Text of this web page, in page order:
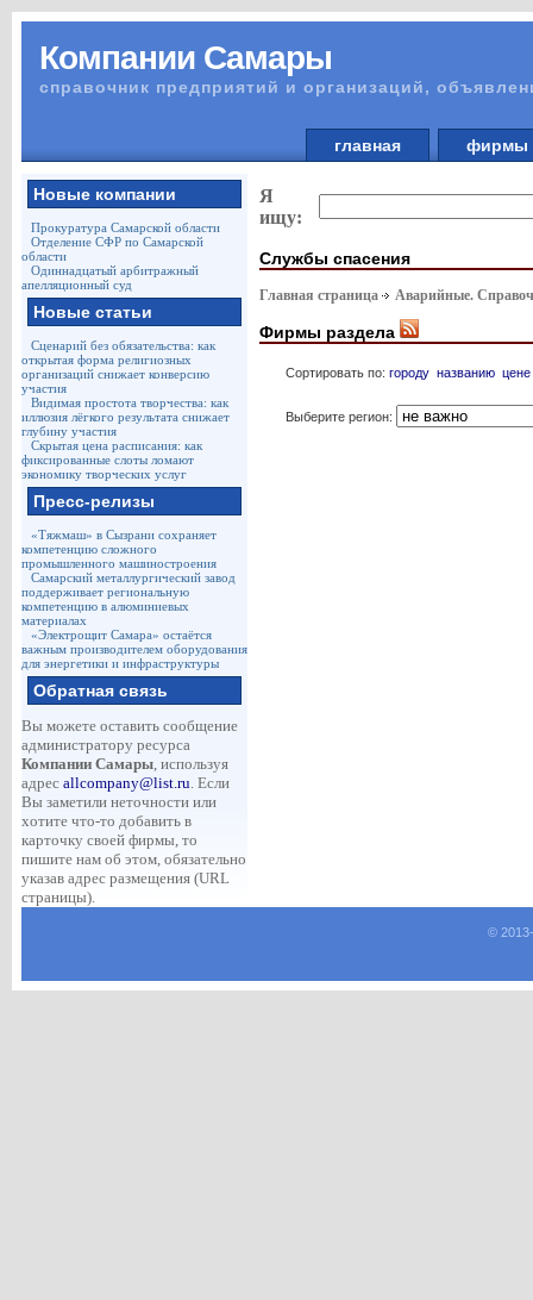
Компании Самары
справочник предприятий и организаций,
главная
Новые компании
Прокуратура Самарской области
Отделение СФР по Самарской
области
Одиннадцатый арбитражный
апелляционный суд
Новые статьи
Сценарий без обязательства: как
открытая форма религиозных
организаций снижает конверсию
участия
Видимая простота творчества: как
иллюзия лёгкого результата снижает
глубину участия
Скрытая цена расписания: как
фиксированные слоты ломают
экономику творческих услуг
Пресс-релизы
«Тяжмаш» в Сызрани сохраняет
компетенцию сложного
промышленного машиностроения
Самарский металлургический завод
поддерживает региональную
компетенцию в алюминиевых
материалах
«Электрощит Самара» остаётся
важным производителем оборудования
для энергетики и инфраструктуры
Обратная связь
Вы можете оставить сообщение
администратору ресурса
Компании Самары, используя
адрес allcompany@list.ru. Если
Вы заметили неточности или
хотите что-то добавить в
карточку своей фирмы, то
пишите нам об этом, обязательно
указав адрес размещения (URL
страницы).
Я
ищу:
Службы спасения
Главная страница Аварийные.
Фирмы раздела
Сортировать по: городу названию цене
Выберите регион:
© 2013-